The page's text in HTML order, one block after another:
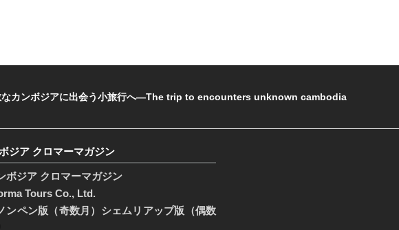
なカンボジアに出会う小旅行へ―The trip to encounters unknown cambodia
ジア クロマーマガジン
ボジア クロマーマガジン
Tours Co., Ltd.
ンペン版（奇数月）シェムリアップ版（偶数